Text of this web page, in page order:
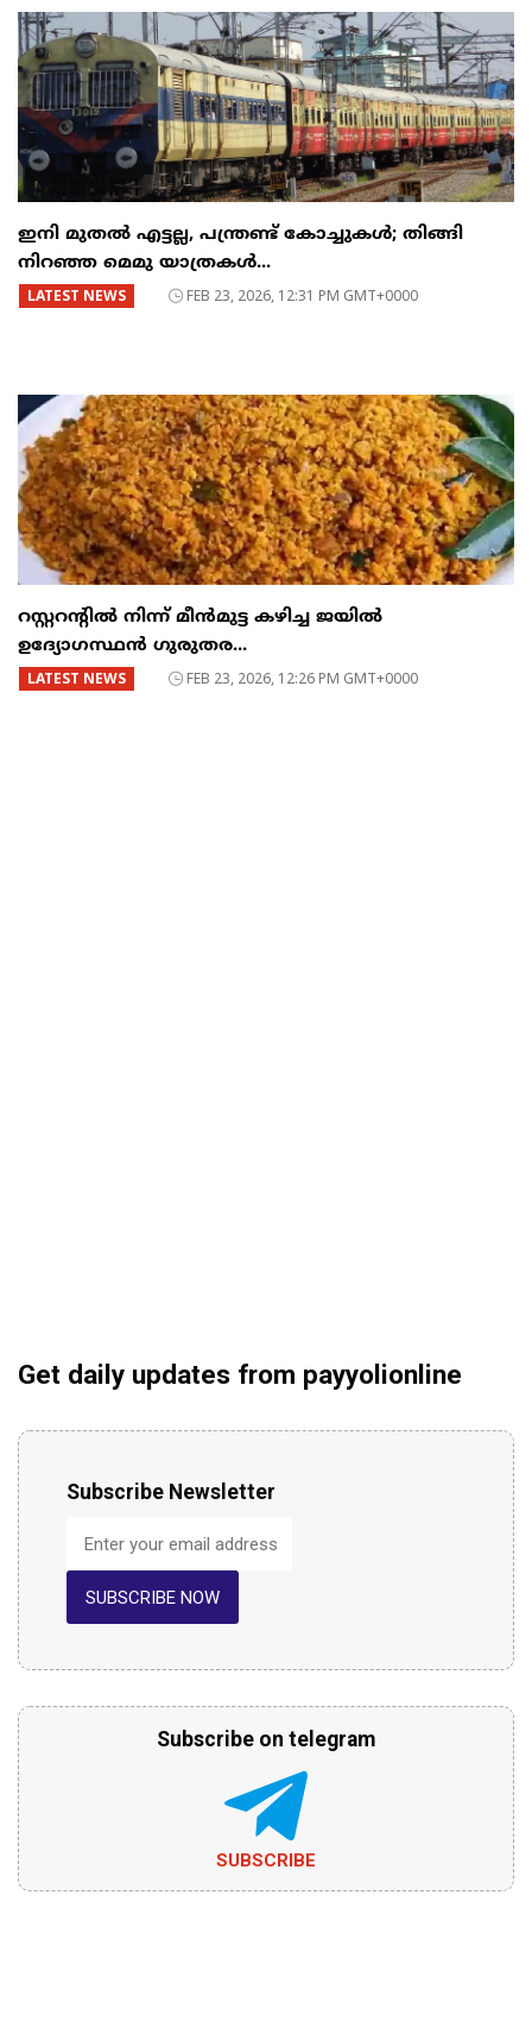
ഇനി മുതൽ എട്ടല്ല, പന്ത്രണ്ട് കോച്ചുകള്‍; തിങ്ങി
നിറഞ്ഞ മെമു യാത്രകൾ...
LATEST NEWS FEB 23, 2026, 12:31 PM GMT+0000
റസ്റ്ററന്റില്‍ നിന്ന് മീന്‍മുട്ട കഴിച്ച ജയില്‍
ഉദ്യോഗസ്ഥന്‍ ഗുരുതര...
LATEST NEWS FEB 23, 2026, 12:26 PM GMT+0000
Get daily updates from payyolionline
Subscribe Newsletter
SUBSCRIBE NOW
Subscribe on telegram
SUBSCRIBE